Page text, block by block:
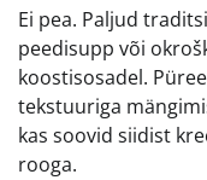
Ei pea. Paljud
peedisupp või
koostisosadel.
tekstuuriga
kas soovid siidist
rooga.